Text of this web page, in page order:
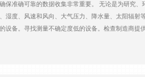
保准确可靠的数据收集非常重要。 无论是为研究
湿度、风速和风向、大气压力、降水量、太阳辐
设备。寻找测量不确定度低的设备。检查制造商
储容量、注册表间隔以及将数据传输到数据库或